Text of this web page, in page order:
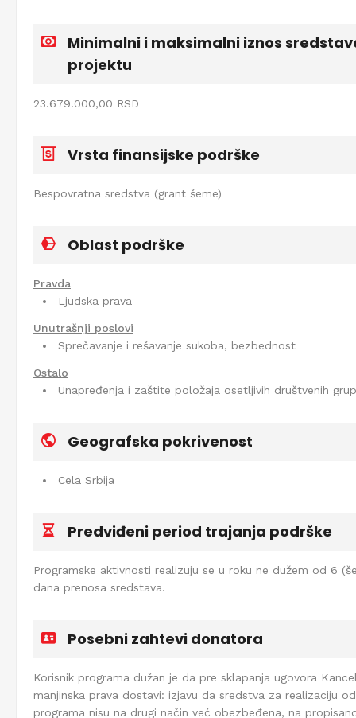
Minimalni i maksimalni iznos
projektu
23.679.000,00 RSD
Vrsta finansijske podrške
Bespovratna sredstva (grant šeme)
Oblast podrške
Pravda
Ljudska prava
Unutrašnji poslovi
Sprečavanje i rešavanje sukoba, bezbednost
Ostalo
Unapređenja i zaštite položaja osetljivih društvenih
Geografska pokrivenost
Cela Srbija
Predviđeni period trajanja podrške
Programske aktivnosti realizuju se u roku ne dužem od 6
dana prenosa sredstava.
Posebni zahtevi donatora
Korisnik programa dužan je da pre sklapanja ugovora
manjinska prava dostavi: izjavu da sredstva za realizaciju
programa nisu na drugi način već obezbeđena, na